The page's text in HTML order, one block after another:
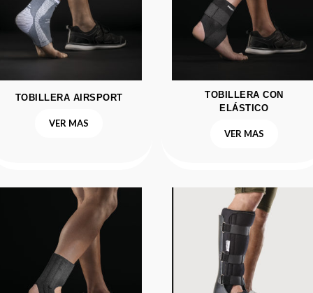
TOBILLERA AIRSPORT
VER MAS
TOBILLERA CON
ELÁSTICO
VER MAS